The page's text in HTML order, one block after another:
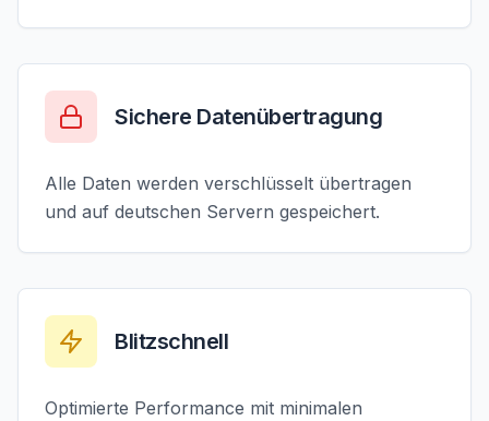
Sichere Datenübertragung
Alle Daten werden verschlüsselt übertragen
und auf deutschen Servern gespeichert.
Blitzschnell
Optimierte Performance mit minimalen